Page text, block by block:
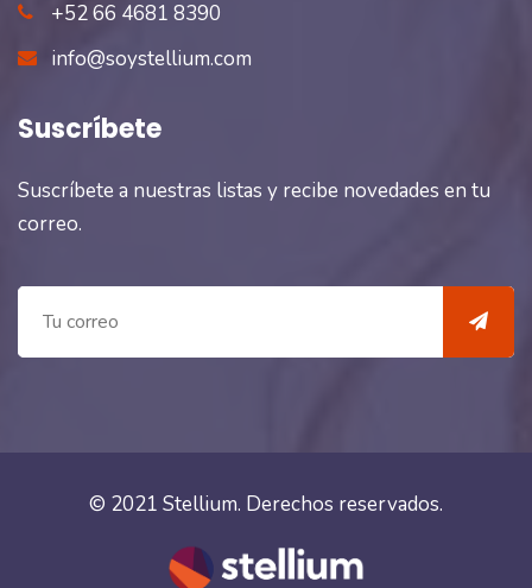
+52 66 4681 8390
info@soystellium.com
Suscríbete
Suscríbete a nuestras listas y recibe novedades en tu
correo.
© 2021 Stellium. Derechos reservados.